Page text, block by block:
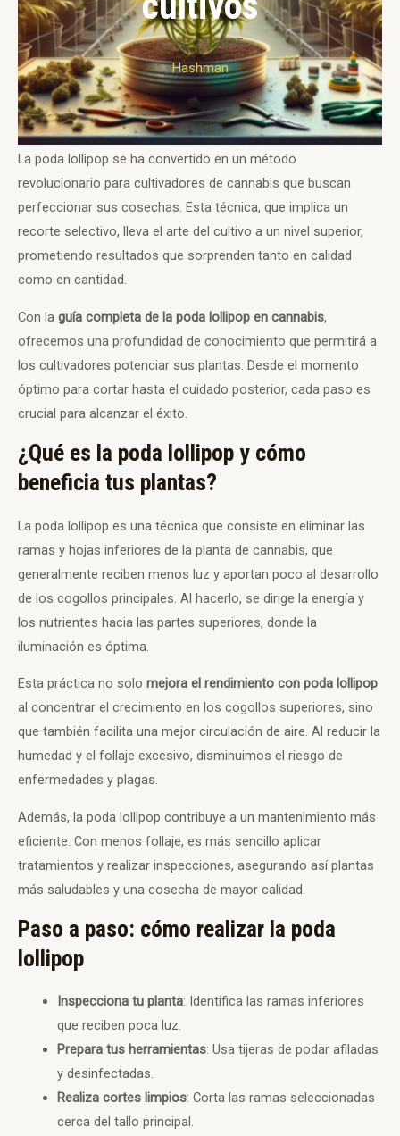
mayo 23, 2025
Hashman
La poda lollipop se ha convertido en un método
revolucionario para cultivadores de cannabis que buscan
perfeccionar sus cosechas. Esta técnica, que implica un
recorte selectivo, lleva el arte del cultivo a un nivel superior,
prometiendo resultados que sorprenden tanto en calidad
como en cantidad.
Con la guía completa de la poda lollipop en cannabis,
ofrecemos una profundidad de conocimiento que permitirá a
los cultivadores potenciar sus plantas. Desde el momento
óptimo para cortar hasta el cuidado posterior, cada paso es
crucial para alcanzar el éxito.
¿Qué es la poda lollipop y cómo
beneficia tus plantas?
La poda lollipop es una técnica que consiste en eliminar las
ramas y hojas inferiores de la planta de cannabis, que
generalmente reciben menos luz y aportan poco al desarrollo
de los cogollos principales. Al hacerlo, se dirige la energía y
los nutrientes hacia las partes superiores, donde la
iluminación es óptima.
Esta práctica no solo mejora el rendimiento con poda lollipop
al concentrar el crecimiento en los cogollos superiores, sino
que también facilita una mejor circulación de aire. Al reducir la
humedad y el follaje excesivo, disminuimos el riesgo de
enfermedades y plagas.
Además, la poda lollipop contribuye a un mantenimiento más
eficiente. Con menos follaje, es más sencillo aplicar
tratamientos y realizar inspecciones, asegurando así plantas
más saludables y una cosecha de mayor calidad.
Paso a paso: cómo realizar la poda
lollipop
Inspecciona tu planta: Identifica las ramas inferiores
que reciben poca luz.
Prepara tus herramientas: Usa tijeras de podar afiladas
y desinfectadas.
Realiza cortes limpios: Corta las ramas seleccionadas
cerca del tallo principal.